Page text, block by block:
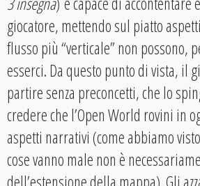
giocatore, mettendo sul piatto
flusso più “verticale” non possono,
esserci. Da questo punto di vista, il
partire senza preconcetti, che lo
credere che l’Open World rovini in
aspetti narrativi (come abbiamo
cose vanno male non è